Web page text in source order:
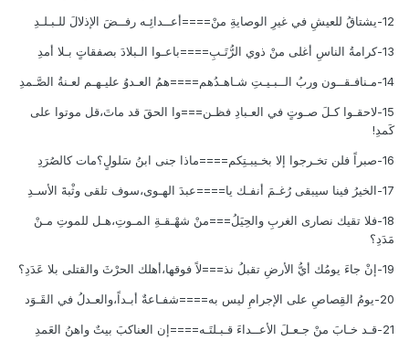
12-يشتاقُ للعيشِ في غيرِ الوصايةِ منْ====أعــدائِـه رفــضَ الإذلالَ للـبـلـدِ
13-كرامةُ الناسِ أغلى منْ ذوي الرُّتَـبِ====باعـوا الـبلادَ بصفقاتٍ بـلا أمدِ
14-مـنافـقــون وربُ الــبـيـتِ شـاهـدُهم====همُ العـدوُ عليـهـم لعـنةُ الصَّـمدِ
15-لاحقـوا كـلَ صـوتٍ في العـبادِ فظـن===وا الحقَ قد ماتَ،قل موتوا على
كَمدِ!
16-صبراً فلن تخـرجوا إلا بخـيبـتِكم====ماذا جنى ابنُ سَلولٍ؟مات كالصُرَدِ
17-الخيرُ فينا سيبقى رُغـمَ أنفـك يا====عبدَ الهـوى،سوف تلقى وثْبةَ الأسـدِ
18-فلا تقيك نصارى الغربِ والحِيَلُ===منْ شهْـقـةِ المـوتِ،هـل للموتِ مـنْ
مَدَدِ؟
19-إنْ جاءَ يومُك أيُّ الأرضِ تقبلُ نذ===لاً فوقها،أهلك الحرْثَ والقتلى بلا عَدَدِ؟
20-يومُ القِصاصِ على الإجرامِ ليس به====شفـاعةٌ أبـداً،والعـدلُ في القَـوَد
21-قـد خـابَ منْ جـعـلَ الأعــداءَ قـبـلتَـه====إن العناكبَ بيتٌ واهنُ العَمدِ